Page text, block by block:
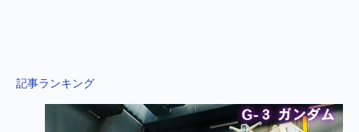
記事ランキング